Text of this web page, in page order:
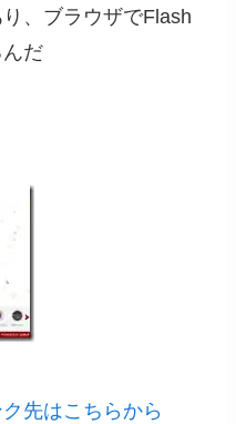
、ブラウザでFlash
だ
先はこちらから